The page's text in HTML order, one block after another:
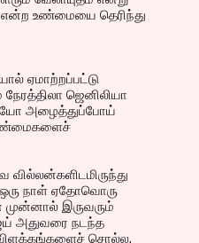
என்ற உண்மையை தெரிந்து
ஏமாற்றப்பட்டு
ஜெனிலியா
அழைத்துப்போய்
உண்மைகளைச்
வில்லன்களிடமிருந்து
ஒரு நாள் ஏதோவொரு
முன்னால் இருவரும்
அதுவரை நடந்த
சொல்ல,